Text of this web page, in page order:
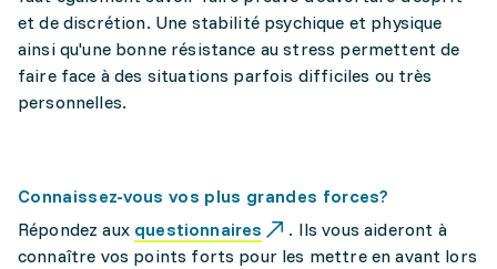
et de discrétion. Une stabilité psychique et physique
ainsi qu'une bonne résistance au stress permettent de
faire face à des situations parfois difficiles ou très
personnelles.
Connaissez-vous vos plus grandes forces?
Répondez aux questionnaires
. Ils vous aideront à
connaître vos points forts pour les mettre en avant lors